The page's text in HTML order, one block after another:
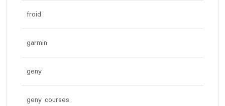
froid
garmin
geny
geny courses